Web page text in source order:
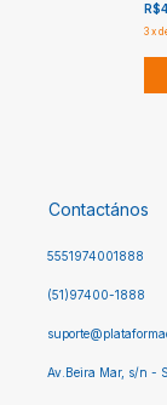
3 x
Contactános
5551974001888
(51)97400-1888
Av.Beira Mar, s/n -